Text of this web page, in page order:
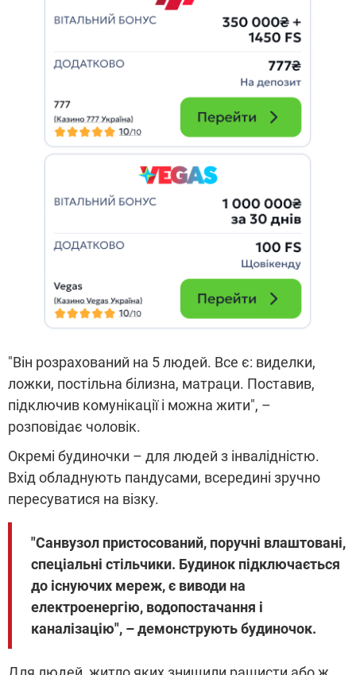
"Він розрахований на 5 людей. Все є: виделки,
ложки, постільна білизна, матраци. Поставив,
підключив комунікації і можна жити", –
розповідає чоловік.
Окремі будиночки – для людей з інвалідністю.
Вхід обладнують пандусами, всередині зручно
пересуватися на візку.
"Санвузол пристосований, поручні влаштовані,
спеціальні стільчики. Будинок підключається
до існуючих мереж, є виводи на
електроенергію, водопостачання і
каналізацію", – демонструють будиночок.